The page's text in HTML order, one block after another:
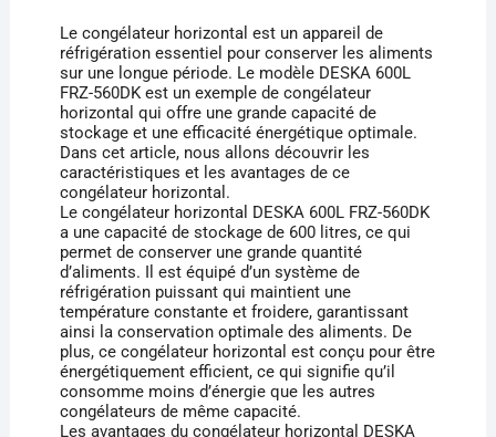
Le congélateur horizontal est un appareil de
réfrigération essentiel pour conserver les aliments
sur une longue période. Le modèle DESKA 600L
FRZ-560DK est un exemple de congélateur
horizontal qui offre une grande capacité de
stockage et une efficacité énergétique optimale.
Dans cet article, nous allons découvrir les
caractéristiques et les avantages de ce
congélateur horizontal.
Le congélateur horizontal DESKA 600L FRZ-560DK
a une capacité de stockage de 600 litres, ce qui
permet de conserver une grande quantité
d’aliments. Il est équipé d’un système de
réfrigération puissant qui maintient une
température constante et froidere, garantissant
ainsi la conservation optimale des aliments. De
plus, ce congélateur horizontal est conçu pour être
énergétiquement efficient, ce qui signifie qu’il
consomme moins d’énergie que les autres
congélateurs de même capacité.
Les avantages du congélateur horizontal DESKA